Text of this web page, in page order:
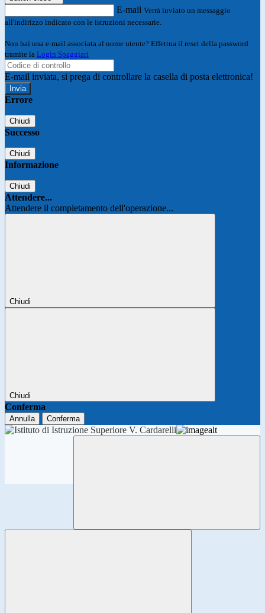
E-mail Verrà inviato un messaggio
all'indirizzo indicato con le istruzioni necessarie.
Non hai una e-mail associata al nome utente? Effettua il reset della password
tramite la Login Spaggiari
E-mail inviata, si prega di controllare la casella di posta elettronica!
Errore
Chiudi
Successo
Chiudi
Informazione
Chiudi
Attendere...
Attendere il completamento dell'operazione...
Chiudi
Chiudi
Conferma
Annulla Conferma